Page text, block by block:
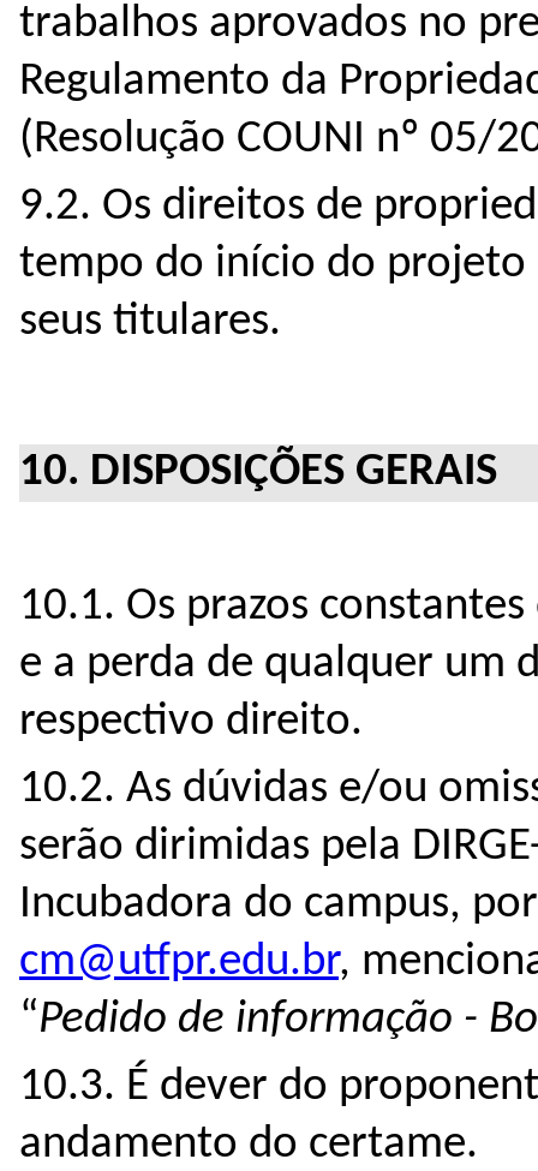
trabalhos aprovados no
Regulamento da
(Resolução COUNI nº 05/
9.2. Os direitos de
tempo do início do projeto
seus titulares.
10. DISPOSIÇÕES GERAIS
10.1. Os prazos
e a perda de qualquer um
respectivo direito.
10.2. As dúvidas e/ou
serão dirimidas pela
Incubadora do campus,
cm@utfpr.edu.br,
“Pedido de informação -
10.3. É dever do
andamento do certame.